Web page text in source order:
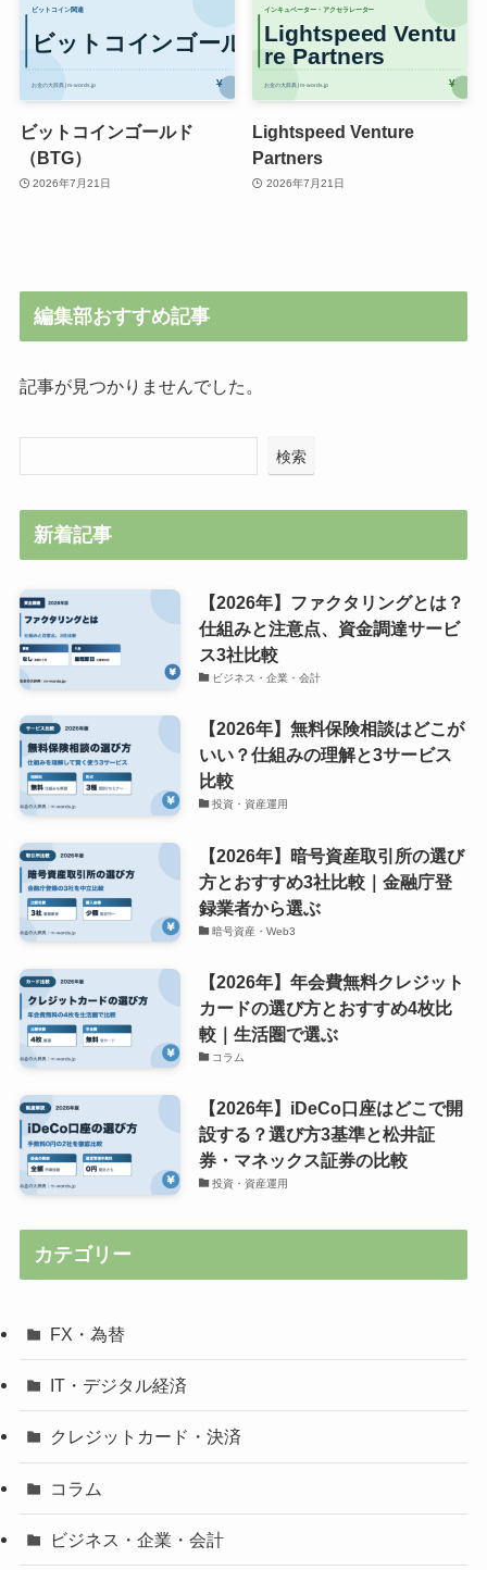
ビットコインゴールド
（BTG）
2026年7月21日
Lightspeed Venture
Partners
2026年7月21日
編集部おすすめ記事
記事が見つかりませんでした。
検索
新着記事
【2026年】ファクタリングとは？
仕組みと注意点、資金調達サービ
ス3社比較
ビジネス・企業・会計
【2026年】無料保険相談はどこが
いい？仕組みの理解と3サービス
比較
投資・資産運用
【2026年】暗号資産取引所の選び
方とおすすめ3社比較｜金融庁登
録業者から選ぶ
暗号資産・Web3
【2026年】年会費無料クレジット
カードの選び方とおすすめ4枚比
較｜生活圏で選ぶ
コラム
【2026年】iDeCo口座はどこで開
設する？選び方3基準と松井証
券・マネックス証券の比較
投資・資産運用
カテゴリー
FX・為替
IT・デジタル経済
クレジットカード・決済
コラム
ビジネス・企業・会計